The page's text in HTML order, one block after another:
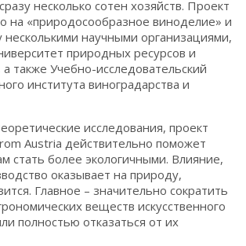
несколько сотен хозяйств. Проект
на «природосообразное виноделие» и
несколькими научными организациями,
природных ресурсов и
также Учебно-исследовательский
института виноградарства и
исследования, проект
Austria действительно поможет
стать более экологичными. Влияние,
оказывает на природу,
Главное – значительно сократить
веществ искусственного
полностью отказаться от их